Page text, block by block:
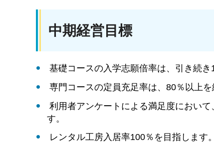
中期経営目標
基礎コースの入学志願倍率は、引き続き
専門コースの定員充足率は、80％以上を
利用者アンケートによる満足度におい
す。
レンタル工房入居率100％を目指します。